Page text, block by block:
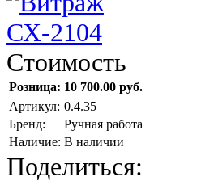
Стоимость
Розница: 10 700.00 руб.
Артикул: 0.4.35
Бренд:
Ручная работа
Наличие: В наличии
Поделиться: